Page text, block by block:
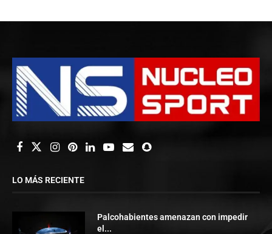
LO MÁS RECIENTE
Palcohabientes amenazan con impedir
el...